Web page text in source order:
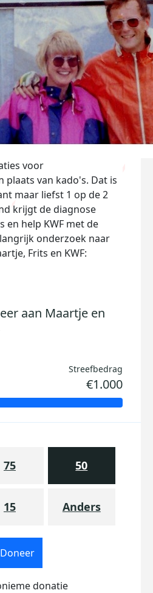
voor
plaats van kado's. Dat is
maar liefst 1 op de 2
krijgt de diagnose
en help KWF met de
onderzoek naar
Frits en KWF:
aan Maartje en
Streefbedrag
€1.000
75 50
15 Anders
Doneer
donatie